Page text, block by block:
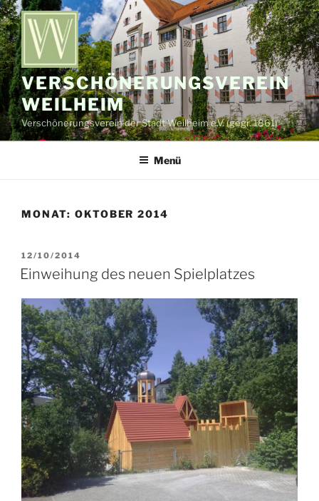
Zum
Inhalt
springen
VERSCHÖNERUNGSVEREIN
WEILHEIM
Verschönerungsverein der Stadt Weilheim e.V. (gegr. 1861)
Menü
MONAT: OKTOBER 2014
VERÖFFENTLICHT
AM
12/10/2014
Einweihung des neuen Spielplatzes